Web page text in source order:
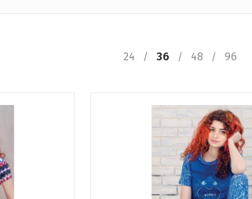
24 / 36 / 48 / 96